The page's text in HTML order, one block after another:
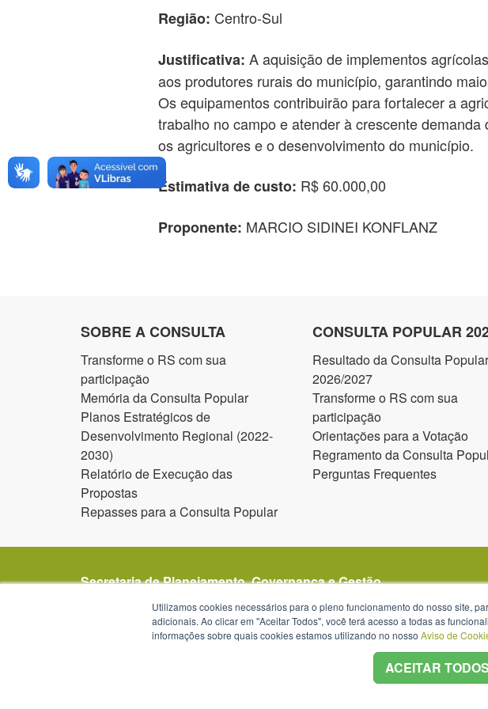
Região: Centro-Sul
Justificativa: A aquisição de implementos
aos produtores rurais do município, garantindo
Os equipamentos contribuirão para fortalecer a
trabalho no campo e atender à crescente
os agricultores e o desenvolvimento do município.
Estimativa de custo: R$ 60.000,00
Proponente: MARCIO SIDINEI KONFLANZ
SOBRE A CONSULTA
Transforme o RS com sua
participação
Memória da Consulta Popular
Planos Estratégicos de
Desenvolvimento Regional (2022-
2030)
Relatório de Execução das
Propostas
Repasses para a Consulta Popular
CONSULTA POPULAR
Resultado da Consulta Popular
2026/2027
Transforme o RS com sua
participação
Orientações para a Votação
Regramento da Consulta
Perguntas Frequentes
Secretaria de Planejamento, Governança e Gestão
Avenida Borges de Medeiros 1501
1º, 2º, 19º, 20º e 21º andar
Porto Alegre - RS -
mapa
Utilizamos cookies necessários para o pleno funcionamento do nosso site,
adicionais. Ao clicar em "Aceitar Todos", você terá acesso a todas as
informações sobre quais cookies estamos utilizando no nosso Aviso de
ACEITAR TODOS